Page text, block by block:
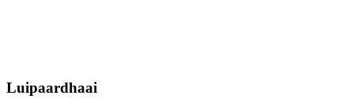
Luipaardhaai